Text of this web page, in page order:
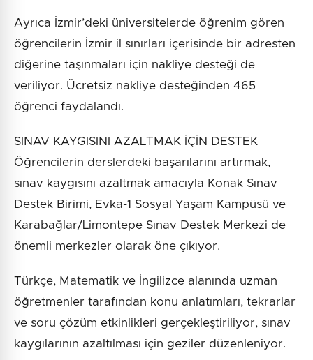
Ayrıca İzmir’deki üniversitelerde öğrenim gören
öğrencilerin İzmir il sınırları içerisinde bir adresten
diğerine taşınmaları için nakliye desteği de
veriliyor. Ücretsiz nakliye desteğinden 465
öğrenci faydalandı.
SINAV KAYGISINI AZALTMAK İÇİN DESTEK
Öğrencilerin derslerdeki başarılarını artırmak,
sınav kaygısını azaltmak amacıyla Konak Sınav
Destek Birimi, Evka-1 Sosyal Yaşam Kampüsü ve
Karabağlar/Limontepe Sınav Destek Merkezi de
önemli merkezler olarak öne çıkıyor.
Türkçe, Matematik ve İngilizce alanında uzman
öğretmenler tarafından konu anlatımları, tekrarlar
ve soru çözüm etkinlikleri gerçekleştiriliyor, sınav
kaygılarının azaltılması için geziler düzenleniyor.